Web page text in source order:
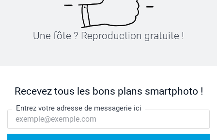
Une fôte ? Reproduction gratuite !
Recevez tous les bons plans smartphoto !
Entrez votre adresse de messagerie ici